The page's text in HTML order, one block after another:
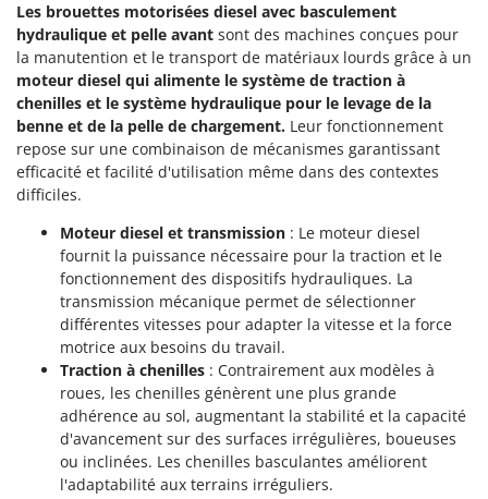
Mowox
MTD
N
New O.M.R.A.
Nilfisk
Ninja
Novatec
Novital
NuAir
NuovaFac
Officine Savioli
Oliviero
Olix
OMA
Les brouettes motorisées diesel avec basculement
hydraulique et pelle avant sont des machines conçues pour
la manutention et le transport de matériaux lourds grâce à un
moteur diesel qui alimente le système de traction à
chenilles et le système hydraulique pour le levage de la
benne et de la pelle de chargement. Leur fonctionnement
repose sur une combinaison de mécanismes garantissant
efficacité et facilité d'utilisation même dans des contextes
difficiles.
Moteur diesel et transmission : Le moteur diesel
fournit la puissance nécessaire pour la traction et le
fonctionnement des dispositifs hydrauliques. La
transmission mécanique permet de sélectionner
différentes vitesses pour adapter la vitesse et la force
motrice aux besoins du travail.
Traction à chenilles : Contrairement aux modèles à
roues, les chenilles génèrent une plus grande
adhérence au sol, augmentant la stabilité et la capacité
d'avancement sur des surfaces irrégulières, boueuses
ou inclinées. Les chenilles basculantes améliorent
l'adaptabilité aux terrains irréguliers.